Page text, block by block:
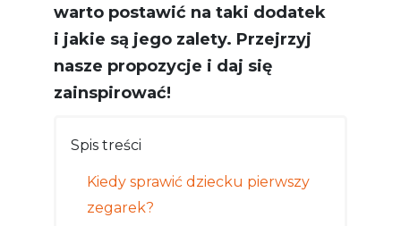
warto postawić na taki dodatek
i jakie są jego zalety. Przejrzyj
nasze propozycje i daj się
zainspirować!
Spis treści
Kiedy sprawić dziecku pierwszy
zegarek?